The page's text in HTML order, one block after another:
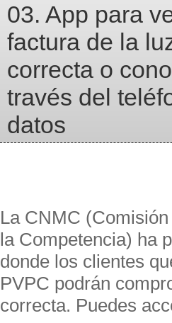
03. App para
factura de la
correcta o
través del
datos
La CNMC
la Competencia) ha
donde los clientes
PVPC podrán
correcta. Puedes